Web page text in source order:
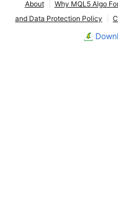
About Why MQL5 Algo
and Data Protection Policy